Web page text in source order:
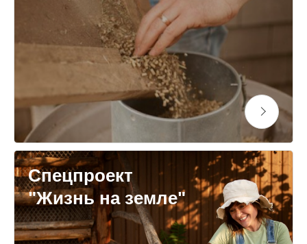
Спецпроект
"Жизнь на земле"